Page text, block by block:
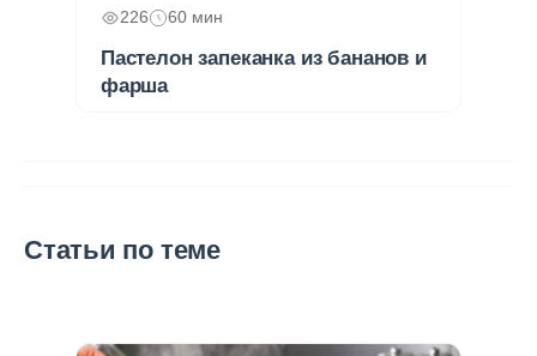
226 60 мин
Пастелон запеканка из бананов и
фарша
Статьи по теме